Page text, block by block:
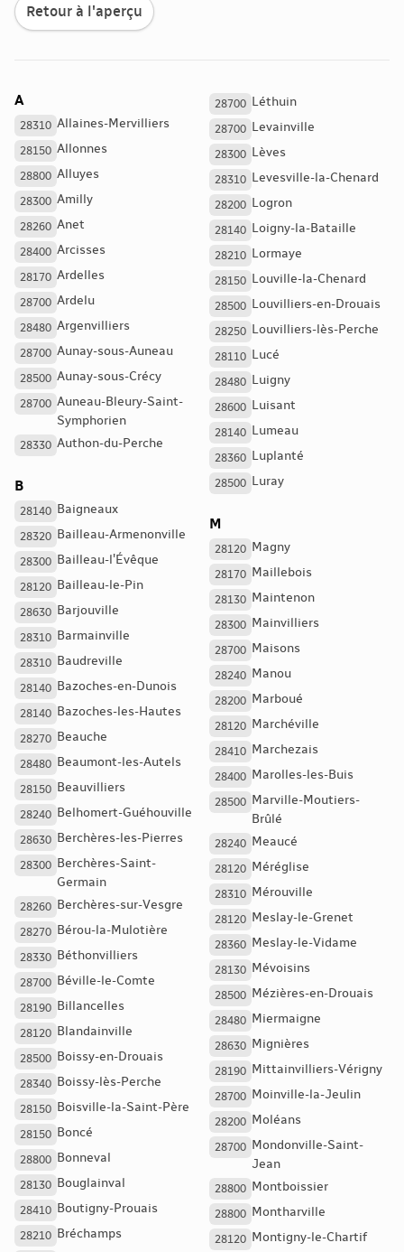
Retour à l'aperçu
A
28310 Allaines-Mervilliers
28150 Allonnes
28800 Alluyes
28300 Amilly
28260 Anet
28400 Arcisses
28170 Ardelles
28700 Ardelu
28480 Argenvilliers
28700 Aunay-sous-Auneau
28500 Aunay-sous-Crécy
28700 Auneau-Bleury-Saint-
Symphorien
28330 Authon-du-Perche
B
28140 Baigneaux
28320 Bailleau-Armenonville
28300 Bailleau-l'Évêque
28120 Bailleau-le-Pin
28630 Barjouville
28310 Barmainville
28310 Baudreville
28140 Bazoches-en-Dunois
28140 Bazoches-les-Hautes
28270 Beauche
28480 Beaumont-les-Autels
28150 Beauvilliers
28240 Belhomert-Guéhouville
28630 Berchères-les-Pierres
28300
Berchères-Saint-
Germain
28260 Berchères-sur-Vesgre
28270 Bérou-la-Mulotière
28330 Béthonvilliers
28700 Béville-le-Comte
28190 Billancelles
28120 Blandainville
28500 Boissy-en-Drouais
28340 Boissy-lès-Perche
28150 Boisville-la-Saint-Père
28150 Boncé
28800 Bonneval
28130 Bouglainval
28410 Boutigny-Prouais
28210 Bréchamps
28700 Léthuin
28700 Levainville
28300 Lèves
28310 Levesville-la-Chenard
28200 Logron
28140 Loigny-la-Bataille
28210 Lormaye
28150 Louville-la-Chenard
28500 Louvilliers-en-Drouais
28250 Louvilliers-lès-Perche
28110 Lucé
28480 Luigny
28600 Luisant
28140 Lumeau
28360 Luplanté
28500 Luray
M
28120 Magny
28170 Maillebois
28130 Maintenon
28300 Mainvilliers
28700 Maisons
28240 Manou
28200 Marboué
28120 Marchéville
28410 Marchezais
28400 Marolles-les-Buis
28500
Marville-Moutiers-
Brûlé
28240 Meaucé
28120 Méréglise
28310 Mérouville
28120 Meslay-le-Grenet
28360 Meslay-le-Vidame
28130 Mévoisins
28500 Mézières-en-Drouais
28480 Miermaigne
28630 Mignières
28190 Mittainvilliers-Vérigny
28700 Moinville-la-Jeulin
28200 Moléans
28700
Mondonville-Saint-
Jean
28800 Montboissier
28800 Montharville
28120 Montigny-le-Chartif